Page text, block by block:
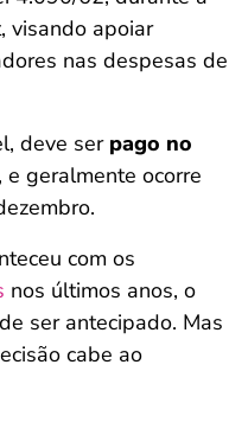
visando apoiar
nas despesas de
deve ser pago no
, e geralmente ocorre
com os
nos últimos anos, o
ser antecipado. Mas
cabe ao